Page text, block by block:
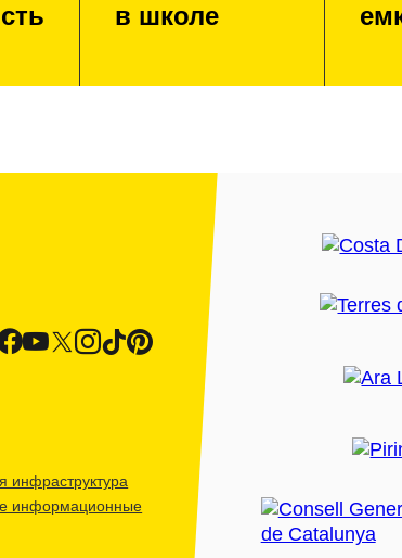
в школе
инфраструктура
информационные